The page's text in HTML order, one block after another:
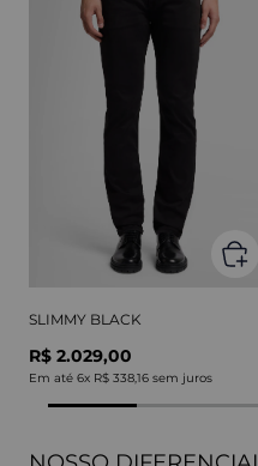
SLIMMY BLACK
R$ 2.029,00
Em até 6x R$ 338,16 sem juros